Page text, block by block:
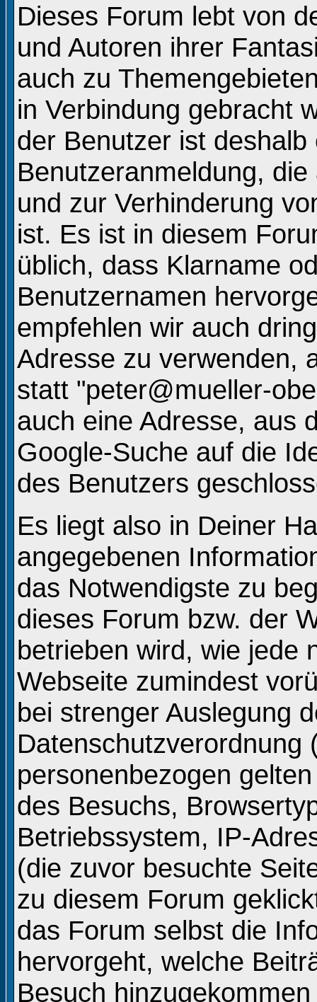
Dieses Forum lebt von
und Autoren ihrer
auch zu
in Verbindung gebracht
der Benutzer ist
Benutzeranmeldung,
und zur Verhinderung
ist. Es ist in diesem
üblich, dass Klarname
Benutzernamen
empfehlen wir auch
Adresse zu verwenden,
statt "peter@mueller-
auch eine Adresse, aus
Google-Suche auf die
des Benutzers
Es liegt also in Deiner
angegebenen
das Notwendigste zu
dieses Forum bzw. der
betrieben wird, wie jede
Webseite zumindest
bei strenger Auslegung
Datenschutzverordnung
personenbezogen
des Besuchs,
Betriebssystem, IP-
(die zuvor besuchte
zu diesem Forum
das Forum selbst die
hervorgeht, welche
Besuch